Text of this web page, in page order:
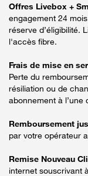
Offres Livebox +
engagement 24
réserve d’éligibilité.
l'accès fibre.
Frais de mise en
Perte du
résiliation ou de
abonnement à l’une
Remboursement
par votre opérateur
Remise Nouveau
internet souscrivant